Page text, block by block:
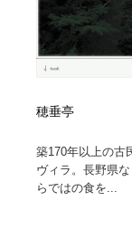
穂垂亭
築170年以上の古
ヴィラ。長野県
らではの食を...